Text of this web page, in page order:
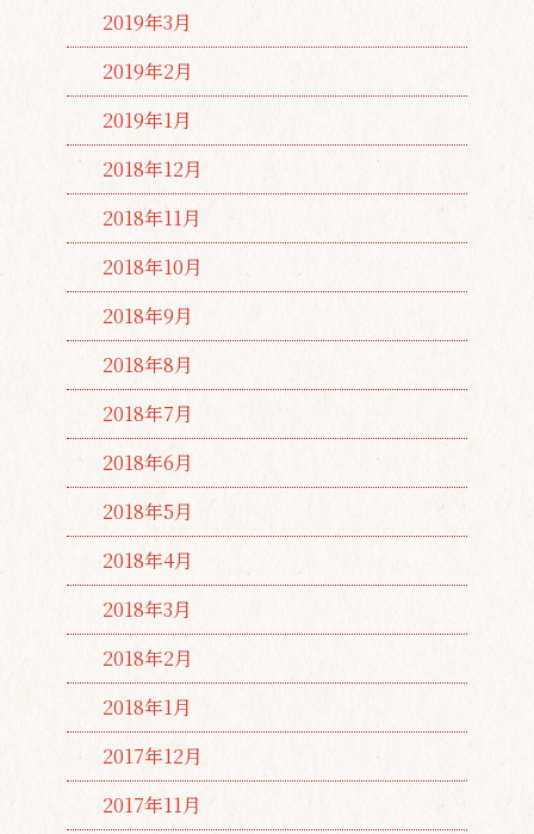
2019年3月
2019年2月
2019年1月
2018年12月
2018年11月
2018年10月
2018年9月
2018年8月
2018年7月
2018年6月
2018年5月
2018年4月
2018年3月
2018年2月
2018年1月
2017年12月
2017年11月